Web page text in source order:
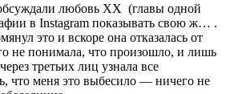
любовь ХХ (главы одной
в Instagram показывать свою ж… .
это и вскоре она отказалась от
не понимала, что произошло, и лишь
третьих лиц узнала все
что меня это выбесило — ничего не